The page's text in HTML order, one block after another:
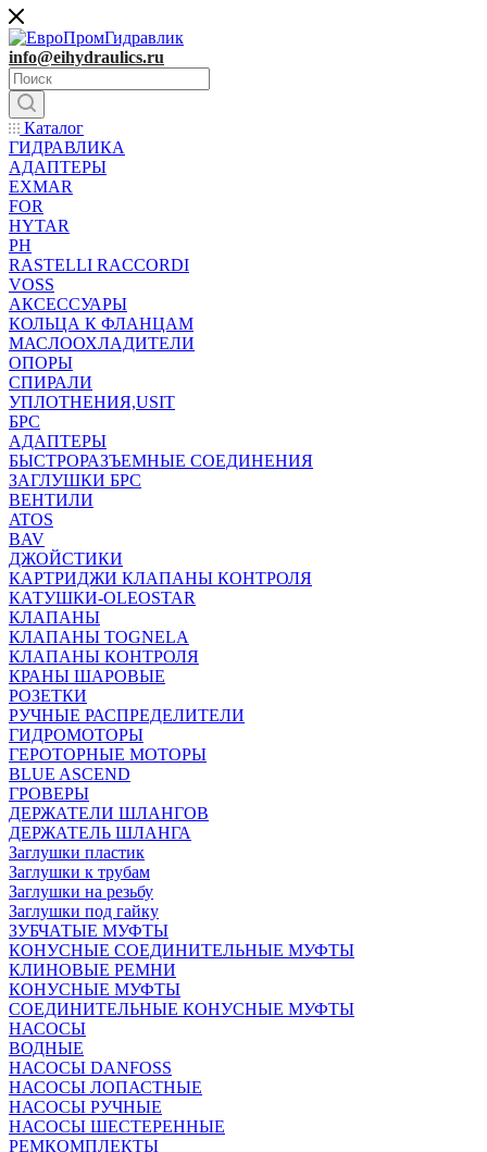
info@eihydraulics.ru
Каталог
ГИДРАВЛИКА
АДАПТЕРЫ
EXMAR
FOR
HYTAR
PH
RASTELLI RACCORDI
VOSS
АКСЕССУАРЫ
КОЛЬЦА К ФЛАНЦАМ
МАСЛООХЛАДИТЕЛИ
ОПОРЫ
СПИРАЛИ
УПЛОТНЕНИЯ,USIT
БРС
АДАПТЕРЫ
БЫСТРОРАЗЪЕМНЫЕ СОЕДИНЕНИЯ
ЗАГЛУШКИ БРС
ВЕНТИЛИ
ATOS
BAV
ДЖОЙСТИКИ
КАРТРИДЖИ КЛАПАНЫ КОНТРОЛЯ
КАТУШКИ-OLEOSTAR
КЛАПАНЫ
КЛАПАНЫ TOGNELA
КЛАПАНЫ КОНТРОЛЯ
КРАНЫ ШАРОВЫЕ
РОЗЕТКИ
РУЧНЫЕ РАСПРЕДЕЛИТЕЛИ
ГИДРОМОТОРЫ
ГЕРОТОРНЫЕ МОТОРЫ
BLUE ASCEND
ГРОВЕРЫ
ДЕРЖАТЕЛИ ШЛАНГОВ
ДЕРЖАТЕЛЬ ШЛАНГА
Заглушки пластик
Заглушки к трубам
Заглушки на резьбу
Заглушки под гайку
ЗУБЧАТЫЕ МУФТЫ
КОНУСНЫЕ СОЕДИНИТЕЛЬНЫЕ МУФТЫ
КЛИНОВЫЕ РЕМНИ
КОНУСНЫЕ МУФТЫ
СОЕДИНИТЕЛЬНЫЕ КОНУСНЫЕ МУФТЫ
НАСОСЫ
ВОДНЫЕ
НАСОСЫ DANFOSS
НАСОСЫ ЛОПАСТНЫЕ
НАСОСЫ РУЧНЫЕ
НАСОСЫ ШЕСТЕРЕННЫЕ
РЕМКОМПЛЕКТЫ